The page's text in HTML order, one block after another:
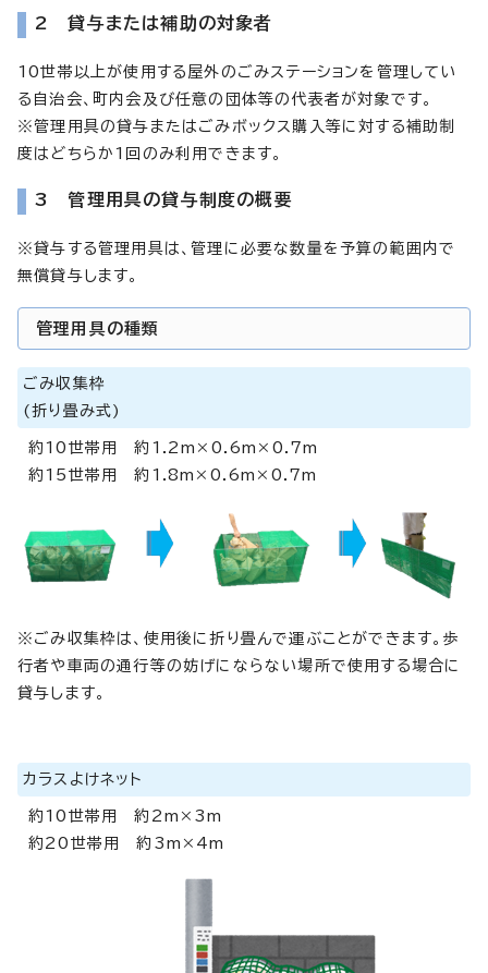
2 貸与または補助の対象者
10世帯以上が使用する屋外のごみステーションを管理してい
る自治会、町内会及び任意の団体等の代表者が対象です。
※管理用具の貸与またはごみボックス購入等に対する補助制
度はどちらか1回のみ利用できます。
3 管理用具の貸与制度の概要
※貸与する管理用具は、管理に必要な数量を予算の範囲内で
無償貸与します。
管理用具の種類
ごみ収集枠
(折り畳み式)
約10世帯用 約1.2m×0.6m×0.7m
約15世帯用 約1.8m×0.6m×0.7m
※ごみ収集枠は、使用後に折り畳んで運ぶことができます。歩
行者や車両の通行等の妨げにならない場所で使用する場合に
貸与します。
カラスよけネット
約10世帯用 約2m×3m
約20世帯用 約3m×4m